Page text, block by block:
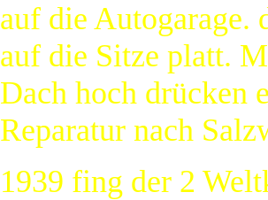
auf die Autogarage.
auf die Sitze platt.
Dach hoch drücken
Reparatur nach
1939 fing der 2